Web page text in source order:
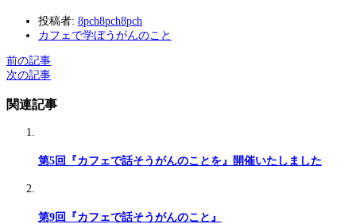
投稿者: 8pch8pch8pch
カフェで学ぼうがんのこと
前の記事
次の記事
関連記事
第5回『カフェで話そうがんのことを』開催いたしました
第9回『カフェで話そうがんのこと』